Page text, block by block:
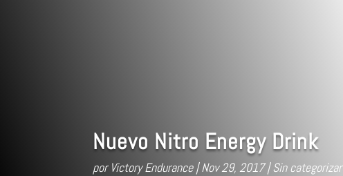
Nuevo Nitro Energy Drink
por Victory Endurance Nov 29, 2017 Sin categorizar